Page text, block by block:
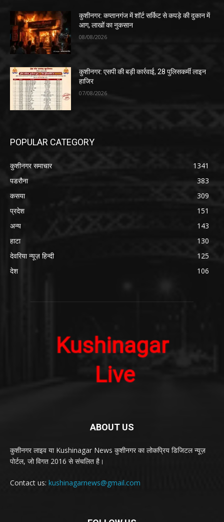
कुशीनगर: कप्तानगंज में शॉर्ट सर्किट से कपड़े की दुकान में
आग, लाखों का नुकसान
08/08/2026
कुशीनगर: एसपी की बड़ी कार्रवाई, 28 पुलिसकर्मी लाइन
हाजिर
07/08/2026
POPULAR CATEGORY
कुशीनगर समाचार
1341
पडरौना
383
कसया
309
प्रदेश
151
अन्य
143
हाटा
130
देवरिया न्यूज़ हिन्दी
125
देश
106
ABOUT US
कुशीनगर लाइव या Kushinagar News कुशीनगर का लोकप्रिय डिजिटल न्यूज़
पोर्टल, जो विगत 2016 से संचलित है।
Contact us: kushinagarnews@gmail.com